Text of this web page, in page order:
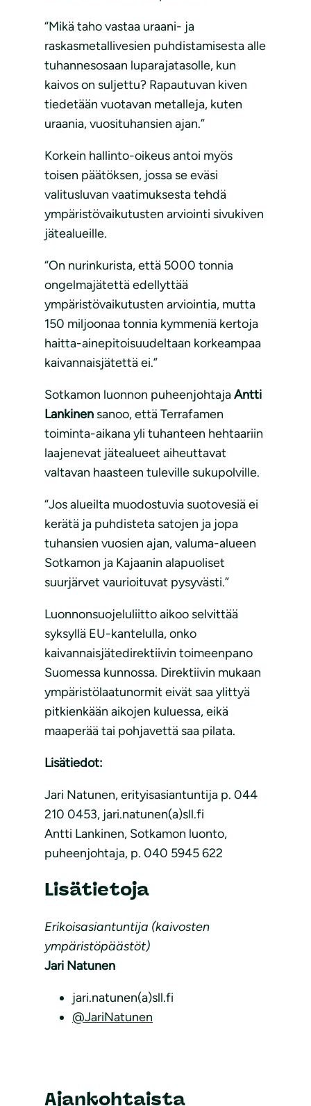
“Mikä taho vastaa uraani- ja
raskasmetallivesien puhdistamisesta alle
tuhannesosaan luparajatasolle, kun
kaivos on suljettu? Rapautuvan kiven
tiedetään vuotavan metalleja, kuten
uraania, vuosituhansien ajan.”
Korkein hallinto-oikeus antoi myös
toisen päätöksen, jossa se eväsi
valitusluvan vaatimuksesta tehdä
ympäristövaikutusten arviointi sivukiven
jätealueille.
“On nurinkurista, että 5000 tonnia
ongelmajätettä edellyttää
ympäristövaikutusten arviointia, mutta
150 miljoonaa tonnia kymmeniä kertoja
haitta-ainepitoisuudeltaan korkeampaa
kaivannaisjätettä ei.”
Sotkamon luonnon puheenjohtajaAntti
Lankinen sanoo, että Terrafamen
toiminta-aikana yli tuhanteen hehtaariin
laajenevat jätealueet aiheuttavat
valtavan haasteen tuleville sukupolville.
“Jos alueilta muodostuvia suotovesiä ei
kerätä ja puhdisteta satojen ja jopa
tuhansien vuosien ajan, valuma-alueen
Sotkamon ja Kajaanin alapuoliset
suurjärvet vaurioituvat pysyvästi.”
Luonnonsuojeluliitto aikoo selvittää
syksyllä EU-kantelulla, onko
kaivannaisjätedirektiivin toimeenpano
Suomessa kunnossa. Direktiivin mukaan
ympäristölaatunormit eivät saa ylittyä
pitkienkään aikojen kuluessa, eikä
maaperää tai pohjavettä saa pilata.
Lisätiedot:
Jari Natunen, erityisasiantuntija p. 044
210 0453, jari.natunen(a)sll.fi
Antti Lankinen, Sotkamon luonto,
puheenjohtaja, p. 040 5945 622
Lisätietoja
Erikoisasiantuntija (kaivosten
ympäristöpäästöt)
Jari Natunen
jari.natunen(a)sll.fi
@JariNatunen
Ajankohtaista